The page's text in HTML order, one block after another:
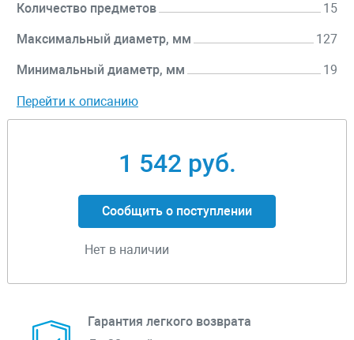
Количество предметов 15
Максимальный диаметр, мм 127
Минимальный диаметр, мм 19
Перейти к описанию
1 542 руб.
Сообщить о поступлении
Нет в наличии
Гарантия легкого возврата